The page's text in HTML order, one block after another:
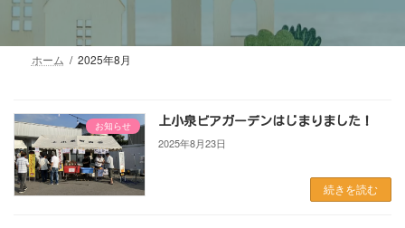
ホーム 2025年8月
お知らせ 上小泉ビアガーデンはじまりました！
2025年8月23日
続きを読む